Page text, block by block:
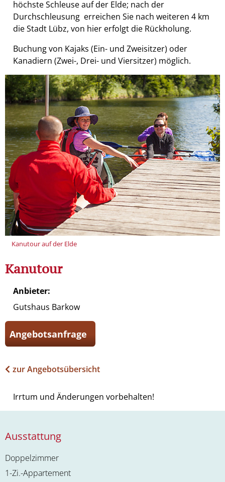
höchste Schleuse auf der Elde; nach der
Durchschleusung erreichen Sie nach weiteren 4 km
die Stadt Lübz, von hier erfolgt die Rückholung.
Buchung von Kajaks (Ein- und Zweisitzer) oder
Kanadiern (Zwei-, Drei- und Viersitzer) möglich.
Kanutour auf der Elde
Kanutour
Anbieter:
Gutshaus Barkow
Angebotsanfrage
zur Angebotsübersicht
Irrtum und Änderungen vorbehalten!
Ausstattung
Doppelzimmer
1-Zi.-Appartement